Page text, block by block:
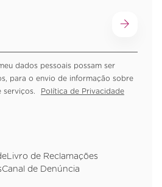
dados pessoais possam ser
para o envio de informação sobre
serviços.
Política de Privacidade
Livro de Reclamações
Canal de Denúncia